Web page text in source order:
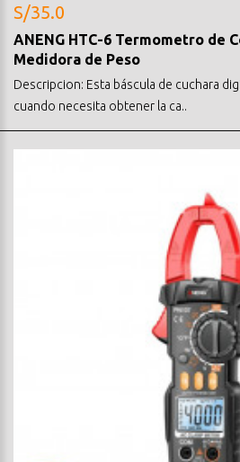
S/35.0
ANENG HTC-6 Termometro de
Medidora de Peso
Descripcion: Esta báscula de cuchara
cuando necesita obtener la ca..